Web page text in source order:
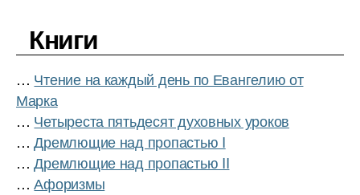
Книги
… Чтение на каждый день по Евангелию от
Марка
… Четыреста пятьдесят духовных уроков
…Дремлющие над пропастью I
…Дремлющие над пропастью II
…Афоризмы